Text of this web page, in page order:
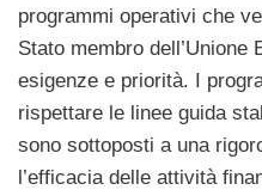
programmi operativi che
Stato membro dell’Unione
esigenze e priorità. I
rispettare le linee guida
sono sottoposti a una
l’efficacia delle attività